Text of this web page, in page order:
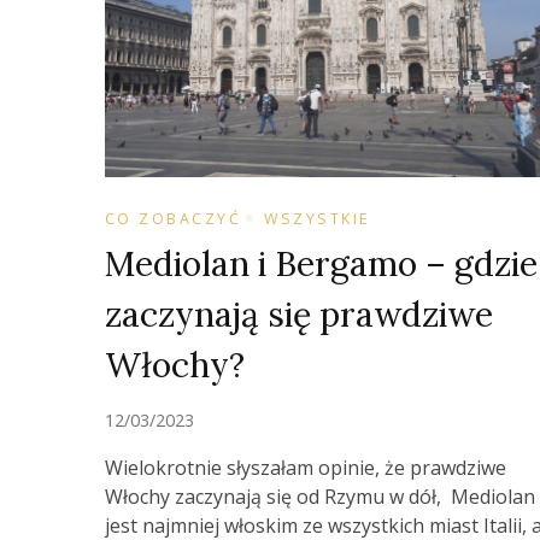
CO ZOBACZYĆ WSZYSTKIE
Mediolan i Bergamo – gdzie
zaczynają się prawdziwe
Włochy?
12/03/2023
Wielokrotnie słyszałam opinie, że prawdziwe
Włochy zaczynają się od Rzymu w dół, Mediolan
jest najmniej włoskim ze wszystkich miast Italii,